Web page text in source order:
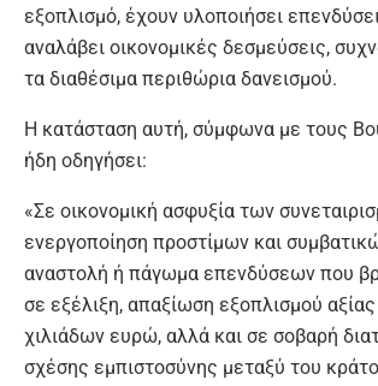
εξοπλισμό, έχουν υλοποιήσει
αναλάβει οικονομικές δεσμεύσεις,
τα διαθέσιμα περιθώρια δανεισμού.
Η κατάσταση αυτή, σύμφωνα με τους
ήδη οδηγήσει:
«Σε οικονομική ασφυξία των
ενεργοποίηση προστίμων και
αναστολή ή πάγωμα επενδύσεων που
σε εξέλιξη, απαξίωση εξοπλισμού
χιλιάδων ευρώ, αλλά και σε σοβαρή
σχέσης εμπιστοσύνης μεταξύ του